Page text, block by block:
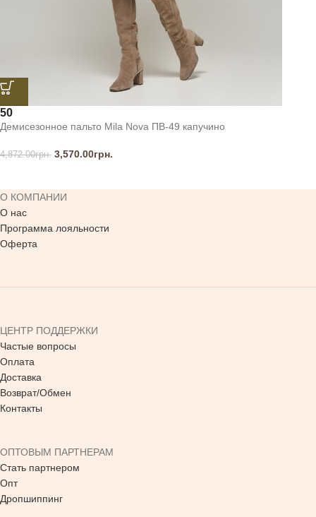
50
Демисезонное пальто Mila Nova ПВ-49 капучино
4,872.00грн. 3,570.00грн.
О КОМПАНИИ
О нас
Программа лояльности
Оферта
ЦЕНТР ПОДДЕРЖКИ
Частые вопросы
Оплата
Доставка
Возврат/Обмен
Контакты
ОПТОВЫМ ПАРТНЕРАМ
Стать партнером
Опт
Дропшиппинг